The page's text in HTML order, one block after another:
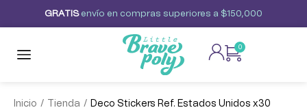
GRAT S envío en compras superiores a $150,000
0
Inicio / Tienda / Deco Stickers Ref. Estados Unidos x30